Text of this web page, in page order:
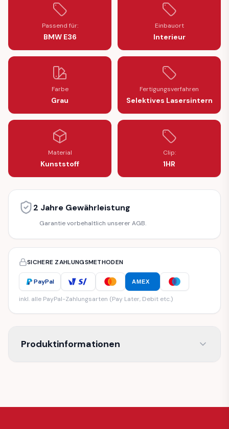
Passend für:
BMW E36
Einbauort
Interieur
Farbe
Grau
Fertigungsverfahren
Selektives Lasersintern
Material
Kunststoff
Clip:
1HR
2 Jahre Gewährleistung
Garantie vorbehaltlich unserer AGB.
SICHERE ZAHLUNGSMETHODEN
PayPal AMEX
inkl. alle PayPal-Zahlungsarten (Pay Later, Debit etc.)
Produktinformationen